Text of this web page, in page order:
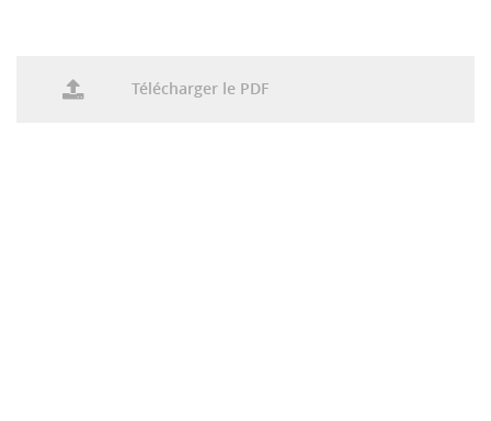
Télécharger le PDF